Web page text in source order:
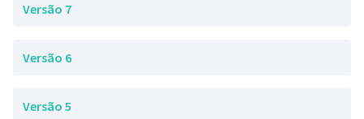
Versão 7
Versão 6
Versão 5